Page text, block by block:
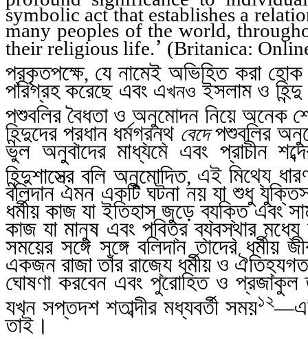
symbolic act that establishes a
many peoples of the world,
their religious life.’ (Britanica:
প্রকৃতপক্ষে, যে নামেই অভিহিত করা হোক
পরিগ্রহ করেছে এবং এখনও ইসলাম ও হিন্দু
পশুবলির বৈধতা ও অনুমোদন নিয়ে অনেক
হিন্দুদের প্রধান ধর্মগ্রন্থ বেদেপশুবলির
ভুল অনুবাদের মাধ্যমে এবং প্রাচীন
হিন্দুশাস্ত্রে বলি অনুমোদিত, এই মিথ্যে
বলিদান এমন একটি ঘটনা নয় যা শুধু
ধর্মীয় কাজ যা ইতিহাস জুড়ে ব্যক্তি এবং
কাজ যা মানুষ এবং পবিত্র ব্যবস্থার
সময়ের সঙ্গে সঙ্গে বলিদান তাদের ধর্মীয়
একজন রাজা তাঁর রাজ্যে ধর্মীয় ও
ঘোষণা করবেন এবং পুরোহিত ও প্রজাকুল
যখন সপ্তদশ শতাব্দীর মধ্যবর্তী সময়১২—
তাই।